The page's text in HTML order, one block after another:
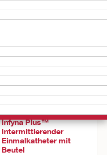
Infyna Plus™
Intermittierender
Einmalkatheter mit
Beutel